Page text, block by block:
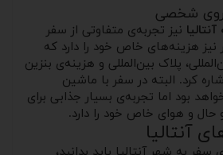
شخصی
نیز تجربه‌ی متفاوتی از سفر
نیز هزینه‌های خاص خود را دارد که
پلاک بین‌المللی و هزینه‌ی بنزین
کرد. البته در سفر با ماشین
بود اما تجربه‌ی بسیار جذابی برای
و هوای خاص خود را دارد.
آنتالیا